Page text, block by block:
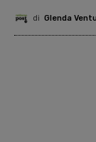
di Glenda